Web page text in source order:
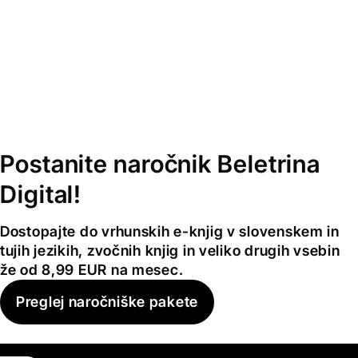
Postanite naročnik Beletrina
Digital!
Dostopajte do vrhunskih e-knjig v slovenskem in
tujih jezikih, zvočnih knjig in veliko drugih vsebin
že od 8,99 EUR na mesec.
Preglej naročniške pakete